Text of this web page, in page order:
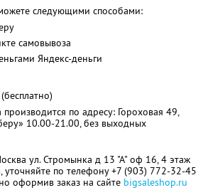
следующими способами:
самовывоза
Яндекс-деньги
по адресу: Гороховая 49,
10.00-21.00, без выходных
ул. Стромынка д 13 "А" оф 16, 4 этаж
уточняйте по телефону +7 (903) 772-32-45
оформив заказ на сайте bigsaleshop.ru